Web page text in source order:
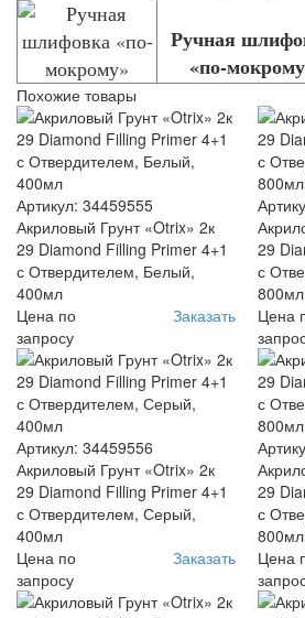
Ручная
«по-
Похожие товары
Артикул: 34459555
Акриловый Грунт «Otrix» 2к
29 Diamond Filling Primer 4+1
с Отвердителем, Белый,
400мл
Цена по
запросу
Заказать
29
с
800мл
Цена
Артикул: 34459556
Акриловый Грунт «Otrix» 2к
29 Diamond Filling Primer 4+1
с Отвердителем, Серый,
400мл
Цена по
запросу
Заказать
29
с
800мл
Цена